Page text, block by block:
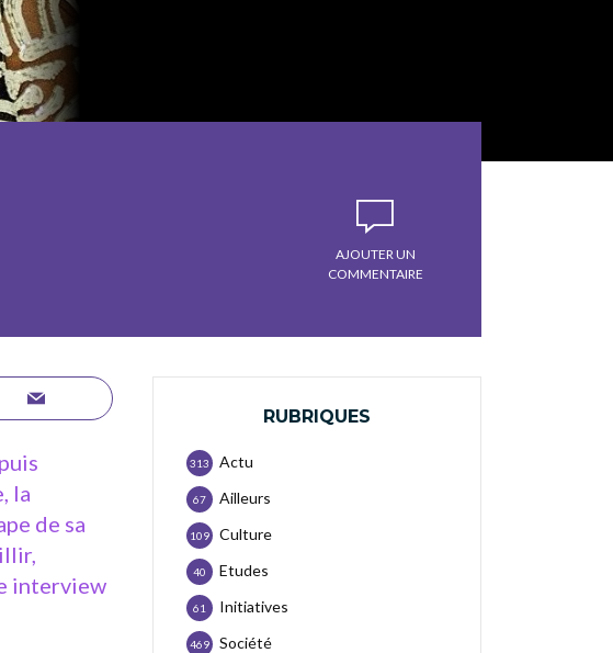
AJOUTER UN
COMMENTAIRE
la
de sa
interview
RUBRIQUES
Actu
313
Ailleurs
67
Culture
109
Etudes
40
Initiatives
61
Société
469